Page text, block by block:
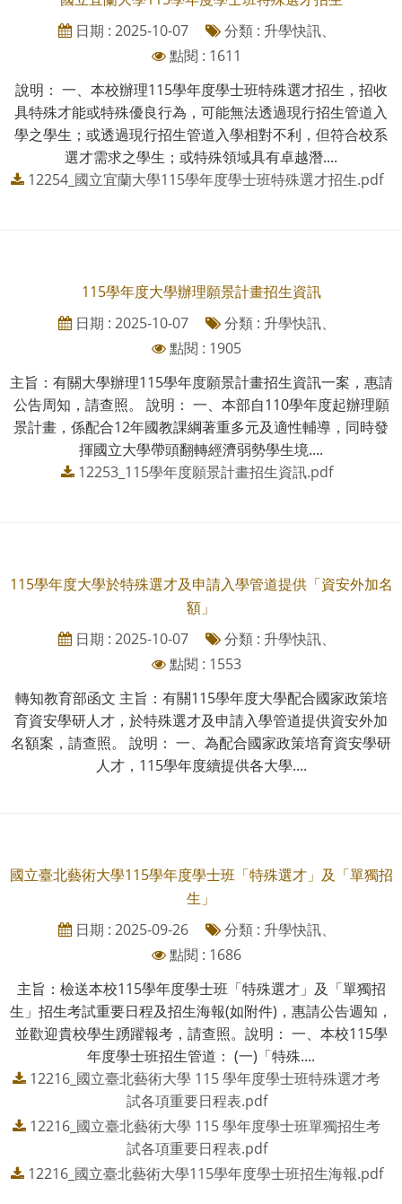
日期 : 2025-10-07
分類 : 升學快訊、
點閱 : 1611
說明： 一、本校辦理115學年度學士班特殊選才招生，招收
具特殊才能或特殊優良行為，可能無法透過現行招生管道入
學之學生；或透過現行招生管道入學相對不利，但符合校系
選才需求之學生；或特殊領域具有卓越潛....
12254_國立宜蘭大學115學年度學士班特殊選才招生.pdf
115學年度大學辦理願景計畫招生資訊
日期 : 2025-10-07
分類 : 升學快訊、
點閱 : 1905
主旨：有關大學辦理115學年度願景計畫招生資訊一案，惠請
公告周知，請查照。 說明： 一、本部自110學年度起辦理願
景計畫，係配合12年國教課綱著重多元及適性輔導，同時發
揮國立大學帶頭翻轉經濟弱勢學生境....
12253_115學年度願景計畫招生資訊.pdf
115學年度大學於特殊選才及申請入學管道提供「資安外加名
額」
日期 : 2025-10-07
分類 : 升學快訊、
點閱 : 1553
轉知教育部函文 主旨：有關115學年度大學配合國家政策培
育資安學研人才，於特殊選才及申請入學管道提供資安外加
名額案，請查照。 說明： 一、為配合國家政策培育資安學研
人才，115學年度續提供各大學....
國立臺北藝術大學115學年度學士班「特殊選才」及「單獨招
生」
日期 : 2025-09-26
分類 : 升學快訊、
點閱 : 1686
主旨：檢送本校115學年度學士班「特殊選才」及「單獨招
生」招生考試重要日程及招生海報(如附件)，惠請公告週知，
並歡迎貴校學生踴躍報考，請查照。說明： 一、本校115學
年度學士班招生管道： (一)「特殊....
12216_國立臺北藝術大學 115 學年度學士班特殊選才考
試各項重要日程表.pdf
12216_國立臺北藝術大學 115 學年度學士班單獨招生考
試各項重要日程表.pdf
12216_國立臺北藝術大學115學年度學士班招生海報.pdf